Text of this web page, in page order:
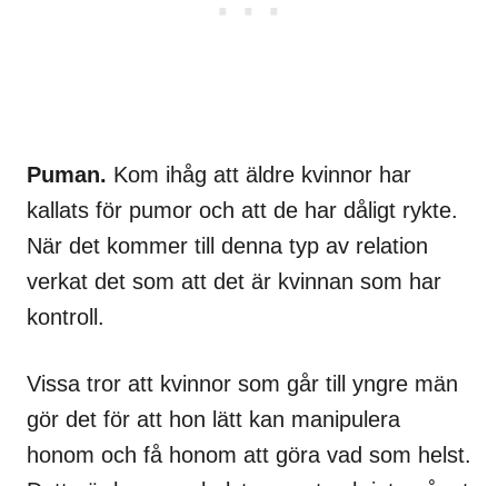
Puman. Kom ihåg att äldre kvinnor har
kallats för pumor och att de har dåligt rykte.
När det kommer till denna typ av relation
verkat det som att det är kvinnan som har
kontroll.
Vissa tror att kvinnor som går till yngre män
gör det för att hon lätt kan manipulera
honom och få honom att göra vad som helst.